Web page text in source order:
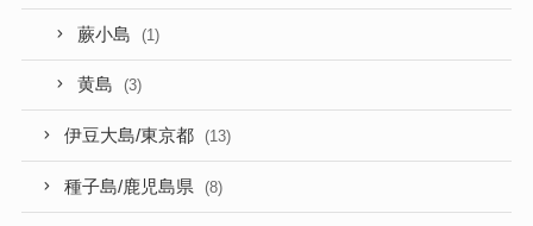
蕨小島 (1)
黄島 (3)
伊豆大島/東京都 (13)
種子島/鹿児島県 (8)